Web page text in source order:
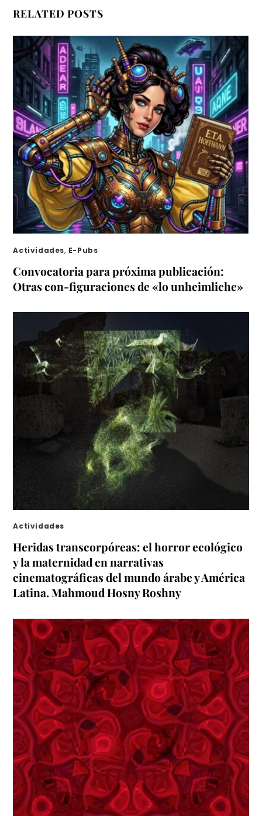
RELATED POSTS
Actividades, E-Pubs
Convocatoria para próxima publicación:
Otras con-figuraciones de «lo unheimliche»
Actividades
Heridas transcorpóreas: el horror ecológico
y la maternidad en narrativas
cinematográficas del mundo árabe y América
Latina. Mahmoud Hosny Roshny